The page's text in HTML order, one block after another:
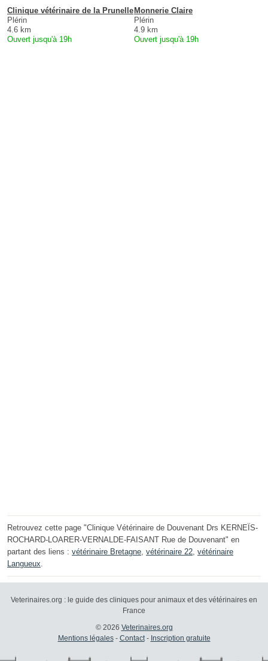
Clinique vétérinaire de la Prunelle
Plérin
4.6 km
Ouvert jusqu'à 19h
Monnerie Claire
Plérin
4.9 km
Ouvert jusqu'à 19h
Retrouvez cette page "Clinique Vétérinaire de Douvenant Drs KERNEÏS-
ROCHARD-LOARER-VERNALDE-FAISANT Rue de Douvenant" en
partant des liens : vétérinaire Bretagne vétérinaire 22 vétérinaire
Langueux
Veterinaires.org : le guide des cliniques pour animaux et des vétérinaires en
France
© 2026 Veterinaires.org
Mentions légales- Contact- Inscription gratuite